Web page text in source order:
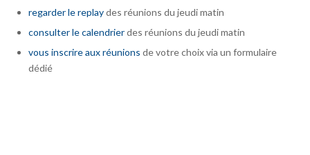
regarder le replaydes réunions du jeudi matin
consulter le calendrierdes réunions du jeudi matin
vous inscrire aux réunions de votre choix via un formulaire
dédié